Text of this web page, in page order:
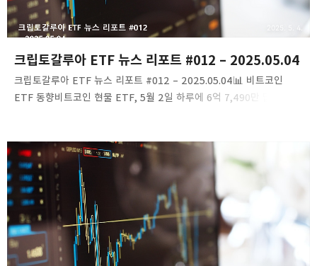
크립토갈루아 ETF 뉴스 리포트 #012 – 2025.05.04
2025. 5. 4.
크립토갈루아 ETF 뉴스 리포트 #012 – 2025.05.04📊 비트코인
ETF 동향비트코인 현물 ETF, 5월 2일 하루에 6억 7,490만 달러
Bitcoin Trust(IBIT)가 전체 순유입을 차지하며, 다른 주요 ETF들은
순유입이 없었습니다.링크: Blockchain.News게시일시: 2025.05.03
📈 이더리움 ETF 동향이더리움 현물 ETF, 5월 2일 하루에 2,010만
달러 순유입 기록2025년 5월 2일, 이더리움 현물 ETF 시장은 총
2,010만 달러의 순유입을 기록했습니다. 이 중 ETHA ETF가 전체
순유입을 차..